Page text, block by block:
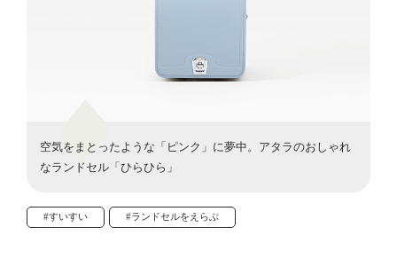
空気をまとったような「ピンク」に夢中。アタラのおしゃれ
なランドセル「ひらひら」
#すいすい #ランドセルをえらぶ